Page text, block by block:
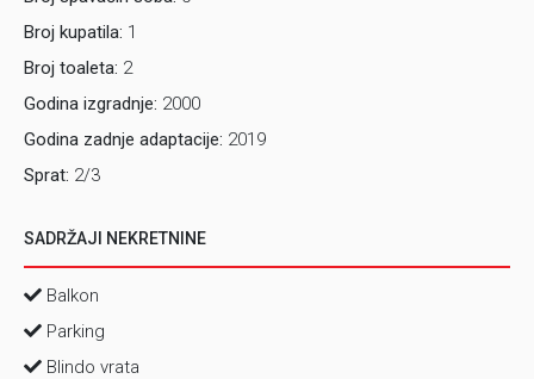
Broj kupatila: 1
Broj toaleta: 2
Godina izgradnje: 2000
Godina zadnje adaptacije: 2019
Sprat: 2/3
SADRŽAJI NEKRETNINE
Balkon
Parking
Blindo vrata